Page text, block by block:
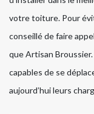
votre toiture. Pour
conseillé de faire
que Artisan
capables de se
aujourd’hui leurs